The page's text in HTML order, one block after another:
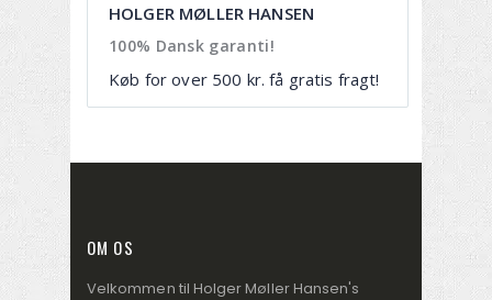
HOLGER MØLLER HANSEN
100% Dansk garanti!
Køb for over 500 kr. få gratis fragt!
OM OS
Velkommen til Holger Møller Hansen's